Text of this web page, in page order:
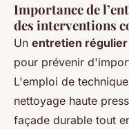
Importance de
des interventions
Un entretien
pour prévenir
L'emploi de
nettoyage haute
façade durable tout